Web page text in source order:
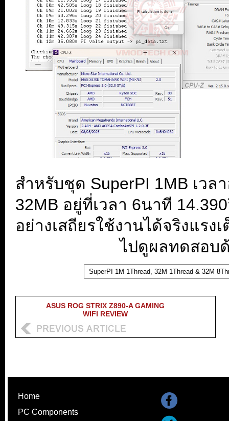
สำหรับชุด SuperPI 1MB เวล
32MB อยู่ที่เวลา 6นาที
อย่างเสถียรใช้งานได้จริงแรง
ไปดูผลทดสอบ
ASUS ROG STRIX Z890-A GAMING
WIFI REVIEW
Home
PC Components